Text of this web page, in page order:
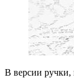
В версии ручки,